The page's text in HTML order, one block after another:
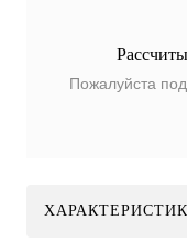
Пожалуйста